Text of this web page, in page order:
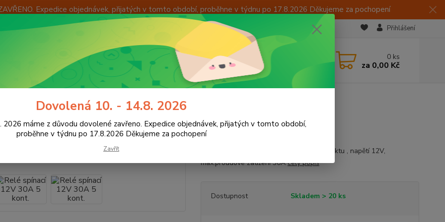
Expedice objednávek, přijatých v tomto období, proběhne v týdnu po 17.8.2026 Děkujeme za pochopení
OKAMŽITÁ VÝMĚNA ZBOŽÍ Přihlášení
Hledat +420 605 283 713
8:00 - 15:00
0 ks
za 0,00 Kč
Relé spínací 12V 30A 5 kont.
12V 30A 5 kont.
Spínací relé s odbočkou na spínacím kontaktu , napětí 12V,
max.proudové zatížení 30Acelý popis
Dostupnost Skladem > 20 ks
Dovolená 10. - 14.8. 2026
2026 máme z důvodu dovolené zavřeno. Expedice objednávek, přijatých v tomto období,
proběhne v týdnu po 17.8.2026 Děkujeme za pochopení
Zavřít